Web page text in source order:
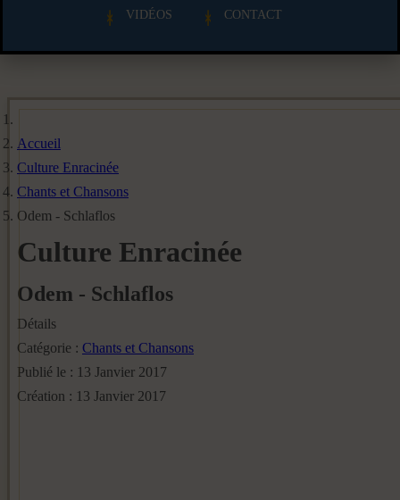
VIDÉOS CONTACT
Accueil
Culture Enracinée
Chants et Chansons
Odem - Schlaflos
Culture Enracinée
Odem - Schlaflos
Détails
Catégorie : Chants et Chansons
Publié le : 13 Janvier 2017
Création : 13 Janvier 2017